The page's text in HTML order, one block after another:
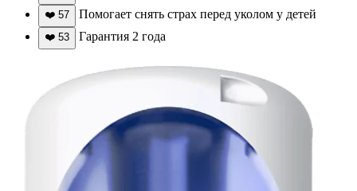
❤️ 57 Помогает снять страх перед уколом у детей
❤️ 53 Гарантия 2 года